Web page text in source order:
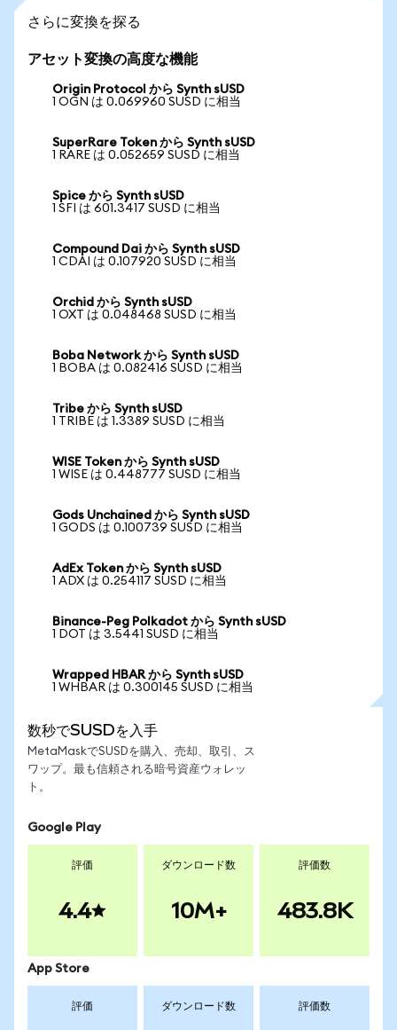
さらに変換を探る
アセット変換の高度な機能
Origin Protocol から Synth sUSD
1 OGN は 0.069960 SUSD に相当
SuperRare Token から Synth sUSD
1 RARE は 0.052659 SUSD に相当
Spice から Synth sUSD
1 SFI は 601.3417 SUSD に相当
Compound Dai から Synth sUSD
1 CDAI は 0.107920 SUSD に相当
Orchid から Synth sUSD
1 OXT は 0.048468 SUSD に相当
Boba Network から Synth sUSD
1 BOBA は 0.082416 SUSD に相当
Tribe から Synth sUSD
1 TRIBE は 1.3389 SUSD に相当
WISE Token から Synth sUSD
1 WISE は 0.448777 SUSD に相当
Gods Unchained から Synth sUSD
1 GODS は 0.100739 SUSD に相当
AdEx Token から Synth sUSD
1 ADX は 0.254117 SUSD に相当
Binance-Peg Polkadot から Synth sUSD
1 DOT は 3.5441 SUSD に相当
Wrapped HBAR から Synth sUSD
1 WHBAR は 0.300145 SUSD に相当
数秒でSUSDを入手
MetaMaskでSUSDを購入、売却、取引、ス
ワップ。最も信頼される暗号資産ウォレッ
ト。
Google Play
評価
4.4
ダウンロード数
10M+
評価数
483.8K
App Store
評価 ダウンロード数 評価数